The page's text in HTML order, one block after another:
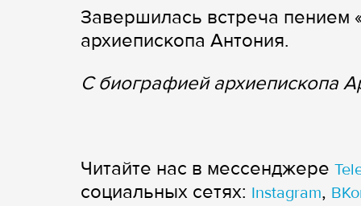
Завершилась встреча пением
архиепископа Антония.
С биографией архиепископа
Читайте нас в мессенджере
cоциальных сетях: Instagram,